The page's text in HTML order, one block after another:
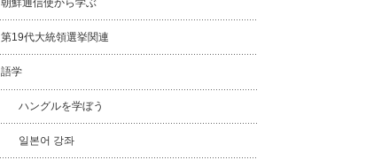
朝鮮通信使から学ぶ
第19代大統領選挙関連
語学
ハングルを学ぼう
일본어 강좌